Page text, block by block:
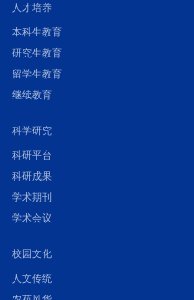
人才培养
本科生教育
研究生教育
留学生教育
继续教育
科学研究
科研平台
科研成果
学术期刊
学术会议
校园文化
人文传统